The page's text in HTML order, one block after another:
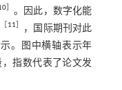
］ 。因此，数字化能
［11］
，国际期刊对此
。图中横轴表示年
指数代表了论文发